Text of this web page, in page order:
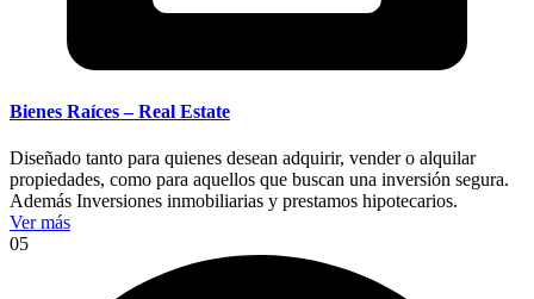
Bienes Raíces – Real Estate
Diseñado tanto para quienes desean adquirir, vender o alquilar
propiedades, como para aquellos que buscan una inversión segura.
Además Inversiones inmobiliarias y prestamos hipotecarios.
Ver más
05